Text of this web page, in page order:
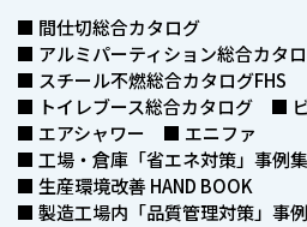
■ 間仕切総合カタログ
■ アルミパーティション総合カタ
■ スチール不燃総合カタログFHS
■ トイレブース総合カタログ ■
■ エアシャワー ■ エニファ
■ 工場・倉庫「省エネ対策」事例集
■ 生産環境改善 HAND BOOK
■ 製造工場内「品質管理対策」事